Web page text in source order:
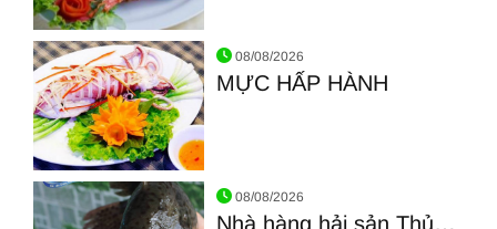
Hình ảnh về TÔM HÙM BÔNG NƯỚNG PHÔ MAI
Hình ảnh về MỰC HẤP HÀNH
08/08/2026
MỰC HẤP HÀNH
08/08/2026
Nhà hàng hải sản Thủ